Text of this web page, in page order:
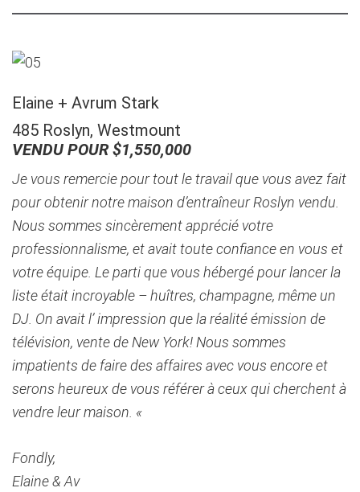
Elaine + Avrum Stark
485 Roslyn, Westmount
VENDU POUR $1,550,000
Je vous remercie pour tout le travail que vous avez fait
pour obtenir notre maison d’entraîneur Roslyn vendu.
Nous sommes sincèrement apprécié votre
professionnalisme, et avait toute confiance en vous et
votre équipe. Le parti que vous hébergé pour lancer la
liste était incroyable – huîtres, champagne, même un
DJ. On avait l’ impression que la réalité émission de
télévision, vente de New York! Nous sommes
impatients de faire des affaires avec vous encore et
serons heureux de vous référer à ceux qui cherchent à
vendre leur maison. «
Fondly,
Elaine & Av